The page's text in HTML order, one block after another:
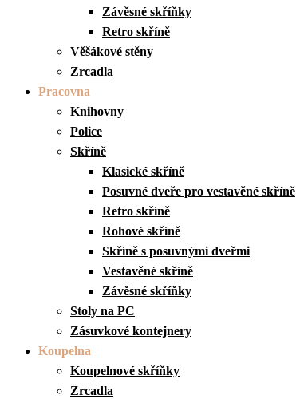
Závěsné skříňky
Retro skříně
Věšákové stěny
Zrcadla
Pracovna
Knihovny
Police
Skříně
Klasické skříně
Posuvné dveře pro vestavěné skříně
Retro skříně
Rohové skříně
Skříně s posuvnými dveřmi
Vestavěné skříně
Závěsné skříňky
Stoly na PC
Zásuvkové kontejnery
Koupelna
Koupelnové skříňky
Zrcadla